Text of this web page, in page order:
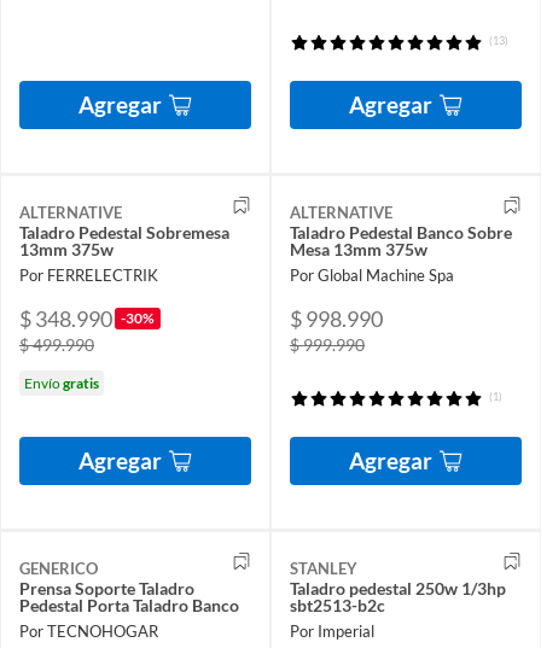
Agregar
(13)
Agregar
ALTERNATIVE
Taladro Pedestal Sobremesa
13mm 375w
Por FERRELECTRIK
$ 348.990 -30%
$ 499.990
Envíogratis
Agregar
ALTERNATIVE
Taladro Pedestal Banco Sobre
Mesa 13mm 375w
Por Global Machine Spa
$ 998.990
$ 999.990
(1)
Agregar
GENERICO
Prensa Soporte Taladro
Pedestal Porta Taladro Banco
Por TECNOHOGAR
STANLEY
Taladro pedestal 250w 1/3hp
sbt2513-b2c
Por Imperial